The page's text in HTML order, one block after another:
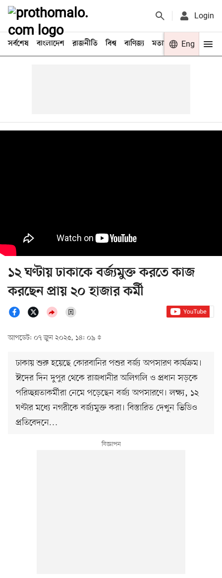
Login
সর্বশেষ বাংলাদেশ রাজনীতি বিশ্ব বাণিজ্য মতামত খেলা
Eng
১২ ঘণ্টায় ঢাকাকে বর্জ্যমুক্ত করতে কাজ
করছেন প্রায় ২০ হাজার কর্মী
আপডেট: ০৭ জুন ২০২৫, ১৪: ০৯
ঢাকায় শুরু হয়েছে কোরবানির পশুর বর্জ্য অপসারণ কার্যক্রম।
ঈদের দিন দুপুর থেকে রাজধানীর অলিগলি ও প্রধান সড়কে
পরিচ্ছন্নতাকর্মীরা নেমে পড়েছেন বর্জ্য অপসারণে। লক্ষ্য, ১২
ঘণ্টার মধ্যে নগরীকে বর্জ্যমুক্ত করা। বিস্তারিত দেখুন ভিডিও
প্রতিবেদনে…